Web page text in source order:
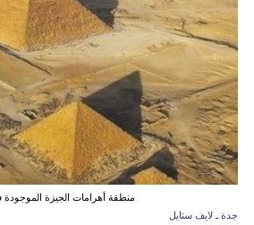
منطقة أهرامات الجيزة
جدة ـ لايف ستايل